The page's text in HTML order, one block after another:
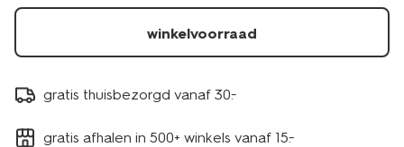
winkelvoorraad
gratis thuisbezorgd vanaf 30.-
gratis afhalen in 500+ winkels vanaf 15.-